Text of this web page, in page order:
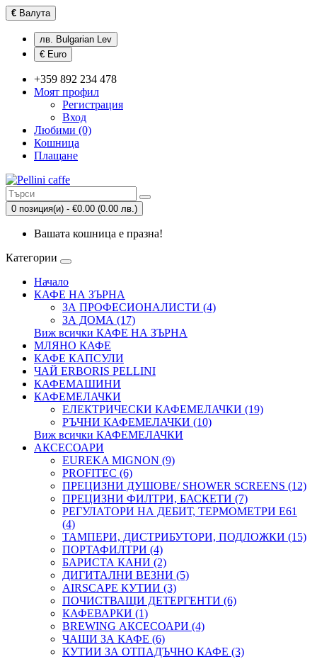
€ Валута
лв. Bulgarian Lev
€ Euro
+359 892 234 478
Моят профил
Регистрация
Вход
Любими (0)
Кошница
Плащане
0 позиция(и) - €0.00 (0.00 лв.)
Вашата кошница е празна!
Категории
Начало
КАФЕ НА ЗЪРНА
ЗА ПРОФЕСИОНАЛИСТИ (4)
ЗА ДОМА (17)
Виж всички КАФЕ НА ЗЪРНА
МЛЯНО КАФЕ
КАФЕ КАПСУЛИ
ЧАЙ ERBORIS PELLINI
КАФЕМАШИНИ
КАФЕМЕЛАЧКИ
ЕЛЕКТРИЧЕСКИ КАФЕМЕЛАЧКИ (19)
РЪЧНИ КАФЕМЕЛАЧКИ (10)
Виж всички КАФЕМЕЛАЧКИ
АКСЕСОАРИ
EUREKA MIGNON (9)
PROFITEC (6)
ПРЕЦИЗНИ ДУШОВЕ/ SHOWER SCREENS (12)
ПРЕЦИЗНИ ФИЛТРИ, БАСКЕТИ (7)
РЕГУЛАТОРИ НА ДЕБИТ, ТЕРМОМЕТРИ Е61
(4)
ТАМПЕРИ, ДИСТРИБУТОРИ, ПОДЛОЖКИ (15)
ПОРТАФИЛТРИ (4)
БАРИСТА КАНИ (2)
ДИГИТАЛНИ ВЕЗНИ (5)
AIRSCAPE КУТИИ (3)
ПОЧИСТВАЩИ ДЕТЕРГЕНТИ (6)
КАФЕВАРКИ (1)
BREWING АКСЕСОАРИ (4)
ЧАШИ ЗА КАФЕ (6)
КУТИИ ЗА ОТПАДЪЧНО КАФЕ (3)